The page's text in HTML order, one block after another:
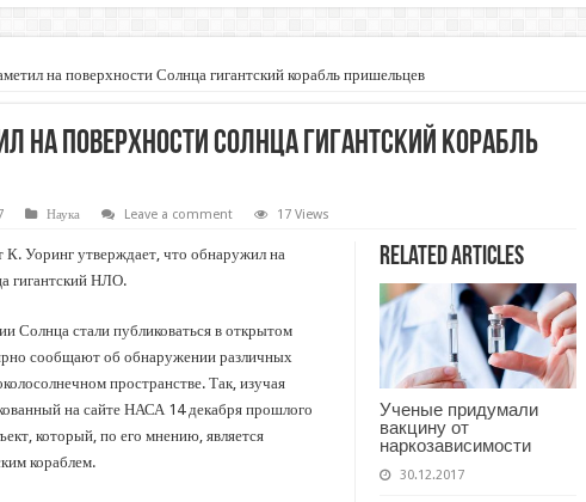
на поверхности Солнца гигантский корабль пришельцев
на поверхности Солнца гигантский корабль
Наука Leave a comment 17 Views
Related Articles
Ученые придумали
вакцину от
наркозависимости
30.12.2017
К. Уоринг утверждает, что обнаружил на
гигантский НЛО.
Солнца стали публиковаться в открытом
сообщают об обнаружении различных
пространстве. Так, изучая
на сайте НАСА 14 декабря прошлого
который, по его мнению, является
кораблем.